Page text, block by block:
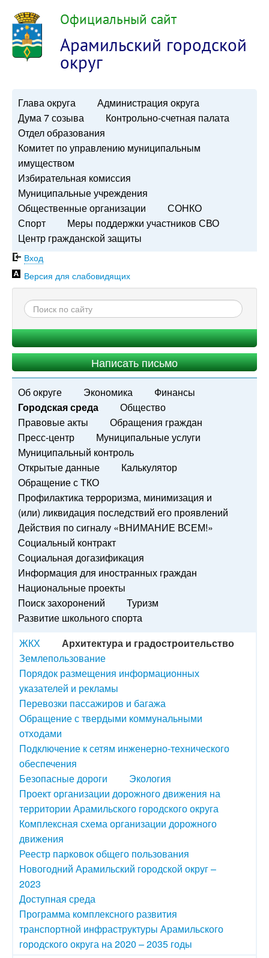
Официальный сайт
Арамильский городской
округ
Глава округа
Администрация округа
Дума 7 созыва
Контрольно-счетная палата
Отдел образования
Комитет по управлению муниципальным
имуществом
Избирательная комиссия
Муниципальные учреждения
Общественные организации
СОНКО
Спорт
Меры поддержки участников СВО
Центр гражданской защиты
Вход
Версия для слабовидящих
Написать письмо
Об округе Экономика
Финансы
Городская среда
Общество
Правовые акты
Обращения граждан
Пресс-центр
Муниципальные услуги
Муниципальный контроль
Открытые данные
Калькулятор
Обращение с ТКО
Профилактика терроризма, минимизация и
(или) ликвидация последствий его проявлений
Действия по сигналу «ВНИМАНИЕ ВСЕМ!»
Социальный контракт
Социальная догазификация
Информация для иностранных граждан
Национальные проекты
Поиск захоронений
Туризм
Развитие школьного спорта
ЖКХ
Архитектура и градостроительство
Землепользование
Порядок размещения информационных
указателей и рекламы
Перевозки пассажиров и багажа
Обращение с твердыми коммунальными
отходами
Подключение к сетям инженерно-технического
обеспечения
Безопасные дороги
Экология
Проект организации дорожного движения на
территории Арамильского городского округа
Комплексная схема организации дорожного
движения
Реестр парковок общего пользования
Новогодний Арамильский городской округ –
2023
Доступная среда
Программа комплексного развития
транспортной инфраструктуры Арамильского
городского округа на 2020 – 2035 годы